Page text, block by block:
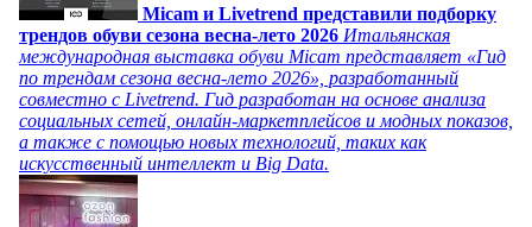
Micam и Livetrend представили подборку
трендов обуви сезона весна-лето 2026 Итальянская
международная выставка обуви Micam представляет «Гид
по трендам сезона весна-лето 2026», разработанный
совместно с Livetrend. Гид разработан на основе анализа
социальных сетей, онлайн-маркетплейсов и модных показов,
а также с помощью новых технологий, таких как
искусственный интеллект и Big Data.